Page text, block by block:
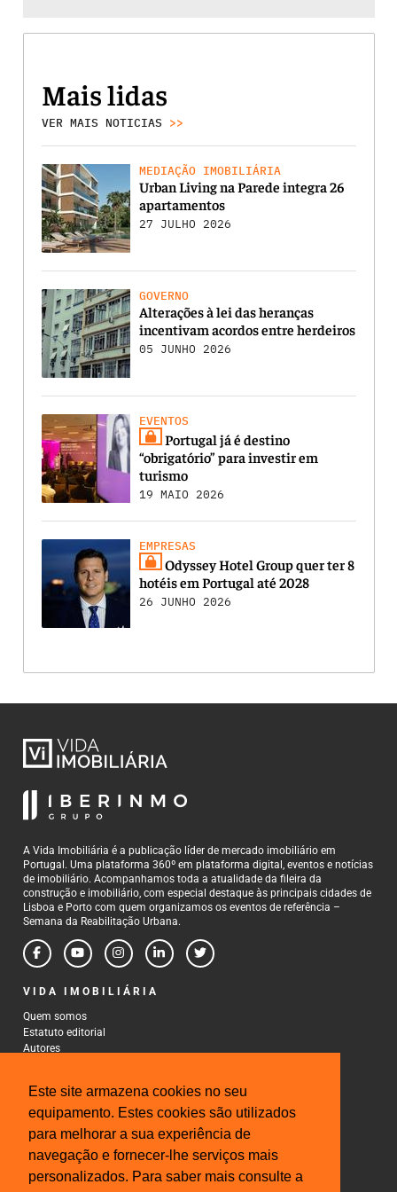
Este site armazena cookies no seu
equipamento. Estes cookies são utilizados
para melhorar a sua experiência de
navegação e fornecer-lhe serviços mais
personalizados. Para saber mais consulte a
Mais lidas
VER MAIS NOTICIAS >>
MEDIAÇÃO IMOBILIÁRIA
Urban Living na Parede integra 26
apartamentos
27 JULHO 2026
GOVERNO
Alterações à lei das heranças
incentivam acordos entre herdeiros
05 JUNHO 2026
EVENTOS
Portugal já é destino
“obrigatório” para investir em
turismo
19 MAIO 2026
EMPRESAS
Odyssey Hotel Group quer ter 8
hotéis em Portugal até 2028
26 JUNHO 2026
A Vida Imobiliária é a publicação líder de mercado imobiliário em
Portugal. Uma plataforma 360º em plataforma digital, eventos e notícias
de imobiliário. Acompanhamos toda a atualidade da fileira da
construção e imobiliário, com especial destaque às principais cidades de
Lisboa e Porto com quem organizamos os eventos de referência –
Semana da Reabilitação Urbana.
VIDA IMOBILIÁRIA
Quem somos
Estatuto editorial
Autores
CONTACTOS
Rua Gonçalo Cristovão, 185 - 6º
4000-269 Porto
Tel: 222 085 009
Fax: 222 085 010